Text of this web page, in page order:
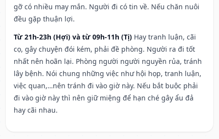
gỡ có nhiều may mắn. Người đi có tin về. Nếu chăn nuôi
đều gặp thuận lợi.
Từ 21h-23h (Hợi) và từ 09h-11h (Tị) Hay tranh luận, cãi
cọ, gây chuyện đói kém, phải đề phòng. Người ra đi tốt
nhất nên hoãn lại. Phòng người người nguyền rủa, tránh
lây bệnh. Nói chung những việc như hội họp, tranh luận,
việc quan,…nên tránh đi vào giờ này. Nếu bắt buộc phải
đi vào giờ này thì nên giữ miệng để hạn ché gây ẩu đả
hay cãi nhau.